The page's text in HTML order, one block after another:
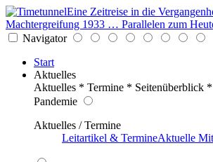
Eine Zeitreise in die
Machtergreifung 1933 … Parallelen zum
Navigator
Start
Aktuelles
Aktuelles * Termine * Seitenüberblick
Pandemie
Aktuelles / Termine
Leitartikel & TermineAktuelle